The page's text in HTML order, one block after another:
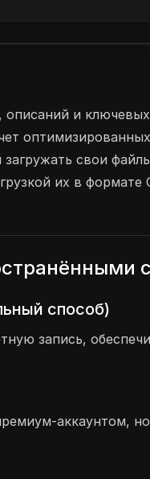
описаний и
свои
их в формате
способ)
запись,
аккаунтом, но